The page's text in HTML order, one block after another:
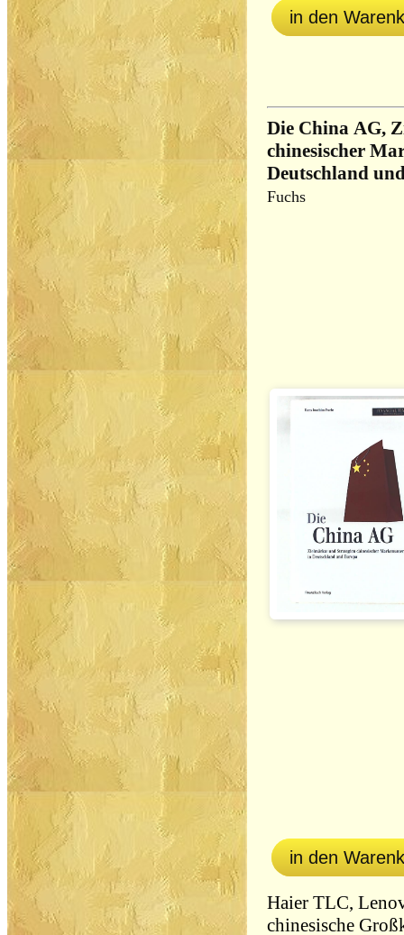
in den
Die China AG,
chinesischer
Deutschland
Fuchs
in den
Haier TLC,
chinesische